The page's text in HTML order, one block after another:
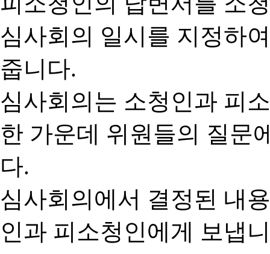
심사회의 일시를 지정하
줍니다.
심사회의는 소청인과 피
한 가운데 위원들의 질문
다.
심사회의에서 결정된 내
인과 피소청인에게 보냅